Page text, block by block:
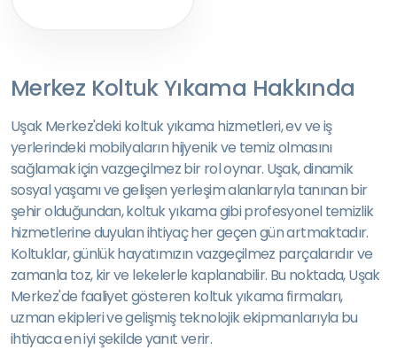
Merkez Koltuk Yıkama Hakkında
Uşak Merkez'deki koltuk yıkama hizmetleri, ev ve iş
yerlerindeki mobilyaların hijyenik ve temiz olmasını
sağlamak için vazgeçilmez bir rol oynar. Uşak, dinamik
sosyal yaşamı ve gelişen yerleşim alanlarıyla tanınan bir
şehir olduğundan, koltuk yıkama gibi profesyonel temizlik
hizmetlerine duyulan ihtiyaç her geçen gün artmaktadır.
Koltuklar, günlük hayatımızın vazgeçilmez parçalarıdır ve
zamanla toz, kir ve lekelerle kaplanabilir. Bu noktada, Uşak
Merkez'de faaliyet gösteren koltuk yıkama firmaları,
uzman ekipleri ve gelişmiş teknolojik ekipmanlarıyla bu
ihtiyaca en iyi şekilde yanıt verir.